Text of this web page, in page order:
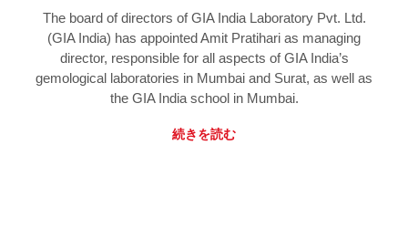
The board of directors of GIA India Laboratory Pvt. Ltd.
(GIA India) has appointed Amit Pratihari as managing
director, responsible for all aspects of GIA India’s
gemological laboratories in Mumbai and Surat, as well as
the GIA India school in Mumbai.
続きを読む